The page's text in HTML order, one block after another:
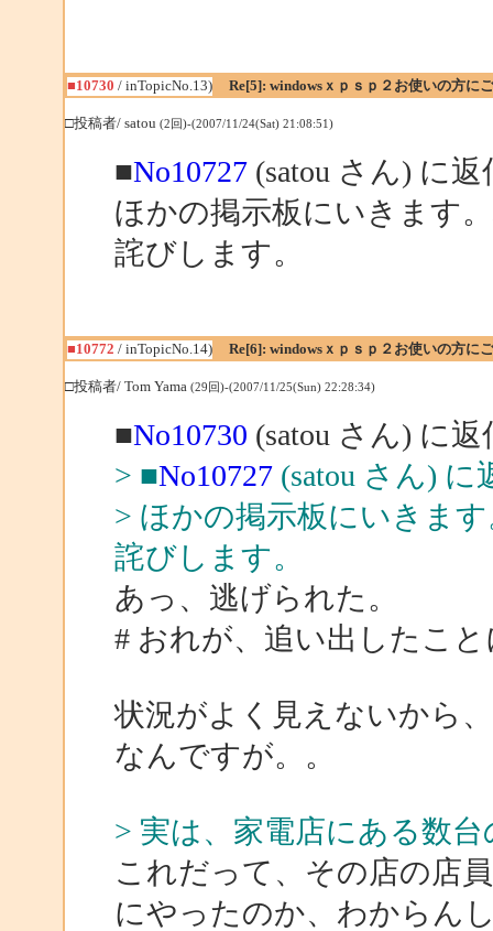
■10730 / inTopicNo.13) Re[5]: windowsｘｐｓｐ２お使いの方に
□投稿者/ satou (2回)-(2007/11/24(Sat) 21:08:51)
■No10727(satou さん) に返
ほかの掲示板にいきます
詫びします。
■10772 / inTopicNo.14) Re[6]: windowsｘｐｓｐ２お使いの方に
□投稿者/ Tom Yama (29回)-(2007/11/25(Sun) 22:28:34)
■No10730 (satou さん) に返
> ■No10727(satou さん) に
> ほかの掲示板にいきま
詫びします。
あっ、逃げられた。
# おれが、追い出したこ
状況がよく見えないから
なんですが。。
> 実は、家電店にある数
これだって、その店の店
にやったのか、わからん